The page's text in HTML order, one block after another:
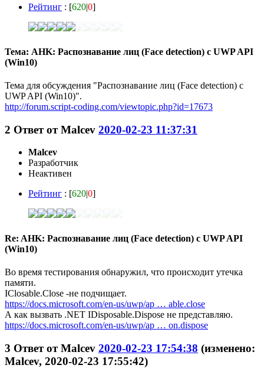
Рейтинг : [620|0]
Тема: AHK: Распознавание лиц (Face detection) с UWP API
(Win10)
Тема для обсуждения "Распознавание лиц (Face detection) с
UWP API (Win10)".
http://forum.script-coding.com/viewtopic.php?id=17673
2 Ответ отMalcev 2020-02-23 11:37:31
Malcev
Разработчик
Неактивен
Рейтинг : [620|0]
Re: AHK: Распознавание лиц (Face detection) с UWP API
(Win10)
Во время тестирования обнаружил, что происходит утечка
памяти.
IClosable.Close -не подчищает.
https://docs.microsoft.com/en-us/uwp/ap … able.close
А как вызвать .NET IDisposable.Dispose не представляю.
https://docs.microsoft.com/en-us/uwp/ap … on.dispose
3 Ответ отMalcev 2020-02-23 17:54:38 (изменено:
Malcev, 2020-02-23 17:55:42)